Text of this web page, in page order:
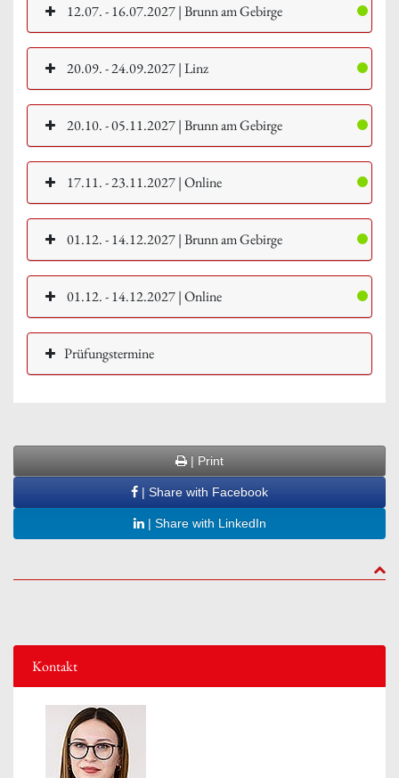
12.07. - 16.07.2027 | Brunn am Gebirge
20.09. - 24.09.2027 | Linz
20.10. - 05.11.2027 | Brunn am Gebirge
17.11. - 23.11.2027 | Online
01.12. - 14.12.2027 | Brunn am Gebirge
01.12. - 14.12.2027 | Online
Prüfungstermine
| Print
| Share with Facebook
| Share with LinkedIn
to
Kontakt